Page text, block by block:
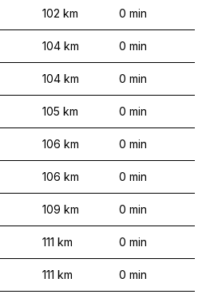
102 km 0 min
104 km 0 min
104 km 0 min
105 km 0 min
106 km 0 min
106 km 0 min
109 km 0 min
111 km 0 min
111 km 0 min